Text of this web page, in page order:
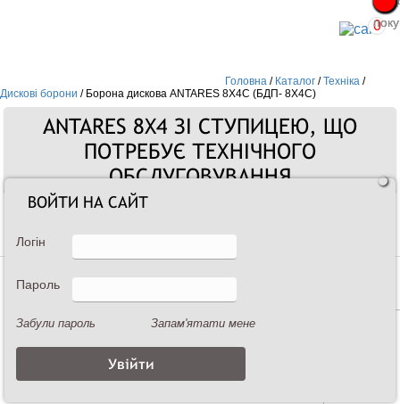
0
Головна / Каталог /Техніка /
Дискові борони / Борона дискова ANTARES 8X4C (БДП- 8X4C)
ANTARES 8X4 ЗІ СТУПИЦЕЮ, ЩО
ПОТРЕБУЄ ТЕХНІЧНОГО
ОБСЛУГОВУВАННЯ
ВОЙТИ НА САЙТ
Логін
Пароль
Забули пароль Запам'ятати мене